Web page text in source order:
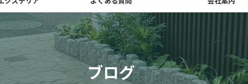
ブログ